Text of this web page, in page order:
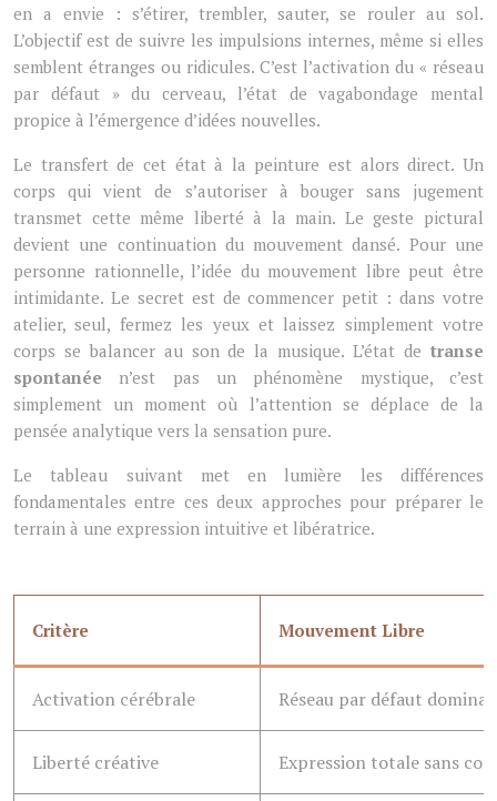
en a envie : s’étirer, trembler, sauter, se rouler au sol.
L’objectif est de suivre les impulsions internes, même si elles
semblent étranges ou ridicules. C’est l’activation du « réseau
par défaut » du cerveau, l’état de vagabondage mental
propice à l’émergence d’idées nouvelles.
Le transfert de cet état à la peinture est alors direct. Un
corps qui vient de s’autoriser à bouger sans jugement
transmet cette même liberté à la main. Le geste pictural
devient une continuation du mouvement dansé. Pour une
personne rationnelle, l’idée du mouvement libre peut être
intimidante. Le secret est de commencer petit : dans votre
atelier, seul, fermez les yeux et laissez simplement votre
corps se balancer au son de la musique. L’état de transe
spontanée n’est pas un phénomène mystique, c’est
simplement un moment où l’attention se déplace de la
pensée analytique vers la sensation pure.
Le tableau suivant met en lumière les différences
fondamentales entre ces deux approches pour préparer le
terrain à une expression intuitive et libératrice.
Critère Mouvement Libre
Activation cérébrale Réseau par défaut
Liberté créative Expression totale sans